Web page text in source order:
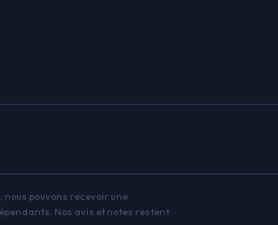
pouvons recevoir une
Nos avis et notes restent